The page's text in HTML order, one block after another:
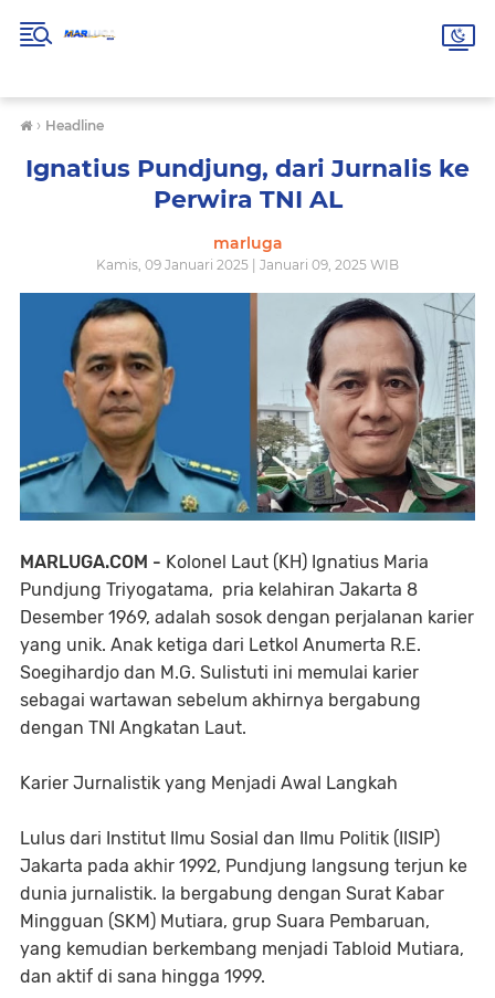
› Headline
Ignatius Pundjung, dari Jurnalis ke
Perwira TNI AL
marluga
Kamis, 09 Januari 2025 | Januari 09, 2025 WIB
MARLUGA.COM - Kolonel Laut (KH) Ignatius Maria
Pundjung Triyogatama, pria kelahiran Jakarta 8
Desember 1969, adalah sosok dengan perjalanan karier
yang unik. Anak ketiga dari Letkol Anumerta R.E.
Soegihardjo dan M.G. Sulistuti ini memulai karier
sebagai wartawan sebelum akhirnya bergabung
dengan TNI Angkatan Laut.
Karier Jurnalistik yang Menjadi Awal Langkah
Lulus dari Institut Ilmu Sosial dan Ilmu Politik (IISIP)
Jakarta pada akhir 1992, Pundjung langsung terjun ke
dunia jurnalistik. Ia bergabung dengan Surat Kabar
Mingguan (SKM) Mutiara, grup Suara Pembaruan,
yang kemudian berkembang menjadi Tabloid Mutiara,
dan aktif di sana hingga 1999.